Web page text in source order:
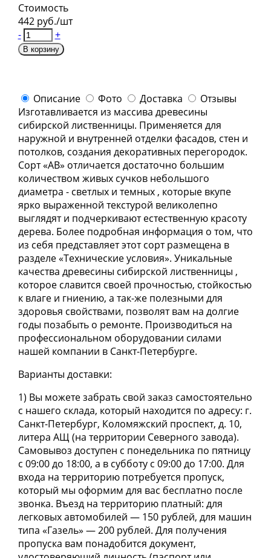
Стоимость
442 руб./шт
-
+
В корзину
Описание Фото Доставка
Отзывы
Изготавливается из массива древесины
сибирской лиственницы. Применяется для
наружной и внутренней отделки фасадов, стен и
потолков, создания декоративных перегородок.
Сорт «АВ» отличается достаточно большим
количеством живых сучков небольшого
диаметра - светлых и темных , которые вкупе
ярко выраженной текстурой великолепно
выглядят и подчеркивают естественную красоту
дерева. Более подробная информация о том, что
из себя представляет этот сорт размещена в
разделе «Технические условия». Уникальные
качества древесины сибирской лиственницы ,
которое славится своей прочностью, стойкостью
к влаге и гниению, а так-же полезными для
здоровья свойствами, позволят вам на долгие
годы позабыть о ремонте. Производиться на
профессиональном оборудовании силами
нашей компании в Санкт-Петербурге.
Варианты доставки:
1) Вы можете забрать свой заказ самостоятельно
с нашего склада, который находится по адресу: г.
Санкт-Петербург, Коломяжский проспект, д. 10,
литера АЩ (на территории Северного завода).
Самовывоз доступен с понедельника по пятницу
с 09:00 до 18:00, а в субботу с 09:00 до 17:00. Для
входа на территорию потребуется пропуск,
который мы оформим для вас бесплатно после
звонка. Въезд на территорию платный: для
легковых автомобилей — 150 рублей, для машин
типа «Газель» — 200 рублей. Для получения
пропуска вам понадобится документ,